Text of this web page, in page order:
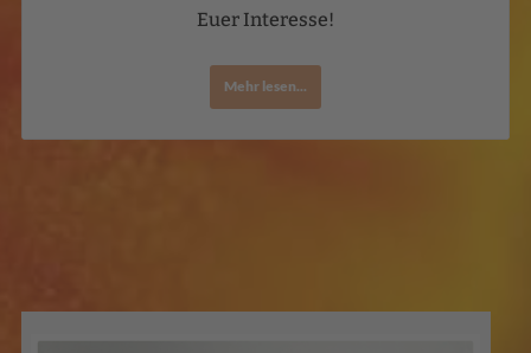
Euer Interesse!
Mehr lesen...